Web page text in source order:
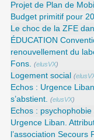
Projet de Plan de
Budget primitif pour
Le choc de la ZFE
ÉDUCATION
renouvellement du
Fons. (elusVX)
Logement social (
Echos : Urgence
s’abstient. (elusVX)
Echos : psychophobie
Urgence Liban.
l’association